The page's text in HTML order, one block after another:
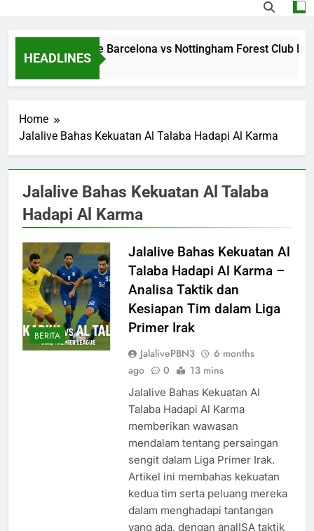
HEADLINES
Streaming Jalalive Barcelona vs Nottingham Forest Club
1 Day Ago
Home
Jalalive Bahas Kekuatan Al Talaba Hadapi Al Karma
Jalalive Bahas Kekuatan Al Talaba
Hadapi Al Karma
BERITA
Jalalive Bahas Kekuatan Al
Talaba Hadapi Al Karma –
Analisa Taktik dan
Kesiapan Tim dalam Liga
Primer Irak
JalalivePBN3
6 months
ago
0 13 mins
Jalalive Bahas Kekuatan Al
Talaba Hadapi Al Karma
memberikan wawasan
mendalam tentang persaingan
sengit dalam Liga Primer Irak.
Artikel ini membahas kekuatan
kedua tim serta peluang mereka
dalam menghadapi tantangan
yang ada, dengan analISA taktik